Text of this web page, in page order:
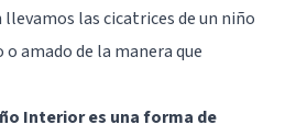
las cicatrices de un niño
amado de la manera que
Interior es una forma de